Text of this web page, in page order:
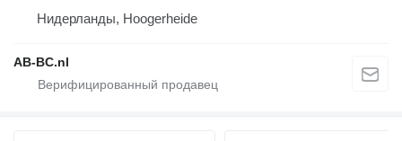
Нидерланды, Hoogerheide
AB-BC.nl